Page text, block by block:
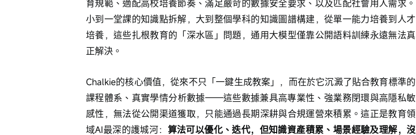
育規範、適配高校培養節奏、滿足嚴苛的數據安全要求、以及匹配社會用人需求。
小到一堂課的知識點拆解，大到整個學科的知識圖譜構建，從單一能力培養到人才
培養，這些扎根教育的「深水區」問題，通用大模型僅靠公開語料訓練永遠無法真
正解決。
Chalkie的核心價值，從來不只「一鍵生成教案」，而在於它沉澱了貼合教育標準的
課程體系、真實學情分析數據——這些數據兼具高專業性、強業務閉環與高隱私敏
感性，無法從公開渠道獲取，只能通過長期深耕與合規運營來積累。這正是教育領
域AI最深的護城河： 算法可以優化、迭代，但知識資產積累、場景經驗及理解，沒